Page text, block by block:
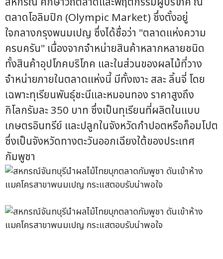
ตลาดโอลิมปิก (Olympic Market) ซึ่งตั้งอยู่
ใจกลางกรุงพนมเปญ ซึ่งได้ชื่อว่า "ตลาดแห่งความ
ครบครัน" เนื่องจากจำหน่ายสินค้าหลากหลายชนิด
ทั้งสินค้าอุปโภคบริโภค และในส่วนของผลไม้ที่วาง
จำหน่ายภายในตลาดแห่งนี้ มีทั้งเงาะ สละ ลิ้นจี่ โดย
เฉพาะทุเรียนพันธุ์ชะนีและหมอนทอง ราคาสูงถึง
กิโลกรัมละ 350 บาท ซึ่งเป็นทุเรียนที่ผลิตในแบบ
เกษตรอินทรีย์ และปลูกในจังหวัดกำปอตหรือก็อมโปต
ซึ่งเป็นจังหวัดทางตะวันออกเฉียงใต้ของประเทศ
กัมพูชา